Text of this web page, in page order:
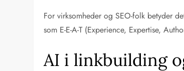
For virksomheder og SEO-folk betyder
som E-E-A-T (Experience, Expertise,
AI i linkbuilding